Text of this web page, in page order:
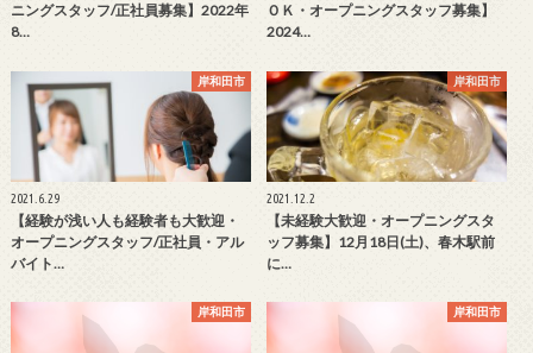
ニングスタッフ/正社員募集】2022年
8…
ＯＫ・オープニングスタッフ募集】
2024…
岸和田市
2021.6.29
【経験が浅い人も経験者も大歓迎・
オープニングスタッフ/正社員・アル
バイト…
岸和田市
2021.12.2
【未経験大歓迎・オープニングスタ
ッフ募集】12月18日(土)、春木駅前
に…
岸和田市 岸和田市